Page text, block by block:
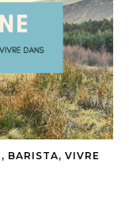
BARISTA, VIVRE